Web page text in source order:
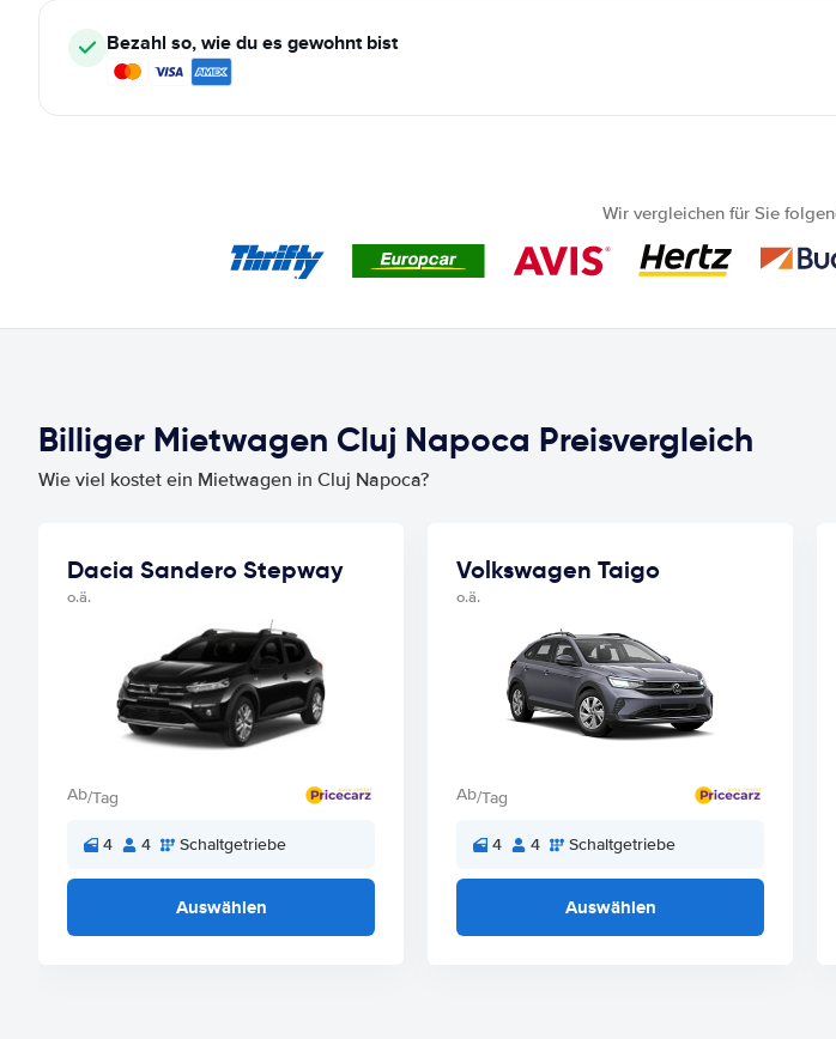
Bezahl so, wie du es gewohnt bist
Wir vergleichen für Sie
Billiger Mietwagen Cluj Napoca Preisvergleich
Wie viel kostet ein Mietwagen in Cluj Napoca?
Dacia Sandero Stepway
o.ä.
Ab/Tag
4 4 Schaltgetriebe
Auswählen
Volkswagen Taigo
o.ä.
Ab/Tag
4 4 Schaltgetriebe
Auswählen